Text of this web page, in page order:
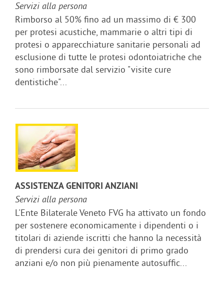
Servizi alla persona
Rimborso al 50% fino ad un massimo di € 300
per protesi acustiche, mammarie o altri tipi di
protesi o apparecchiature sanitarie personali ad
esclusione di tutte le protesi odontoiatriche che
sono rimborsate dal servizio "visite cure
dentistiche"...
ASSISTENZA GENITORI ANZIANI
Servizi alla persona
L'Ente Bilaterale Veneto FVG ha attivato un fondo
per sostenere economicamente i dipendenti o i
titolari di aziende iscritti che hanno la necessità
di prendersi cura dei genitori di primo grado
anziani e/o non più pienamente autosuffic...